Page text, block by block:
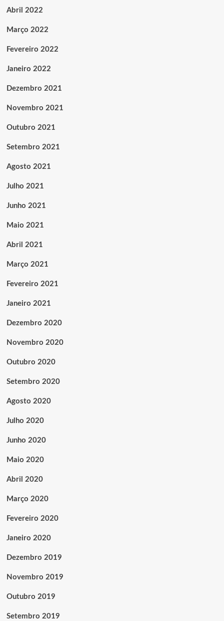
Abril 2022
Março 2022
Fevereiro 2022
Janeiro 2022
Dezembro 2021
Novembro 2021
Outubro 2021
Setembro 2021
Agosto 2021
Julho 2021
Junho 2021
Maio 2021
Abril 2021
Março 2021
Fevereiro 2021
Janeiro 2021
Dezembro 2020
Novembro 2020
Outubro 2020
Setembro 2020
Agosto 2020
Julho 2020
Junho 2020
Maio 2020
Abril 2020
Março 2020
Fevereiro 2020
Janeiro 2020
Dezembro 2019
Novembro 2019
Outubro 2019
Setembro 2019